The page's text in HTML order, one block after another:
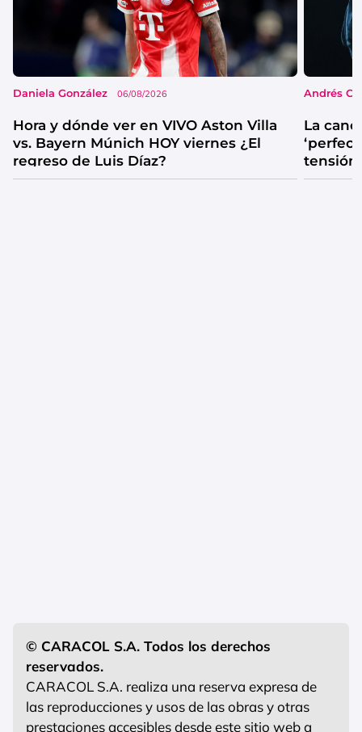
Daniela González 06/08/2026
Hora y dónde ver en VIVO Aston Villa
vs. Bayern Múnich HOY viernes ¿El
regreso de Luis Díaz?
Andrés
La
tensión
catarsis
© CARACOL S.A. Todos los derechos
reservados.
CARACOL S.A. realiza una reserva expresa de
las reproducciones y usos de las obras y otras
prestaciones accesibles desde este sitio web a